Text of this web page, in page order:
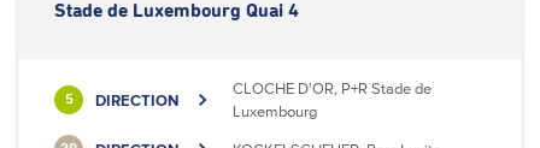
Stade de Luxembourg Quai 4
5 DIRECTION
CLOCHE D'OR, P+R Stade de
Luxembourg